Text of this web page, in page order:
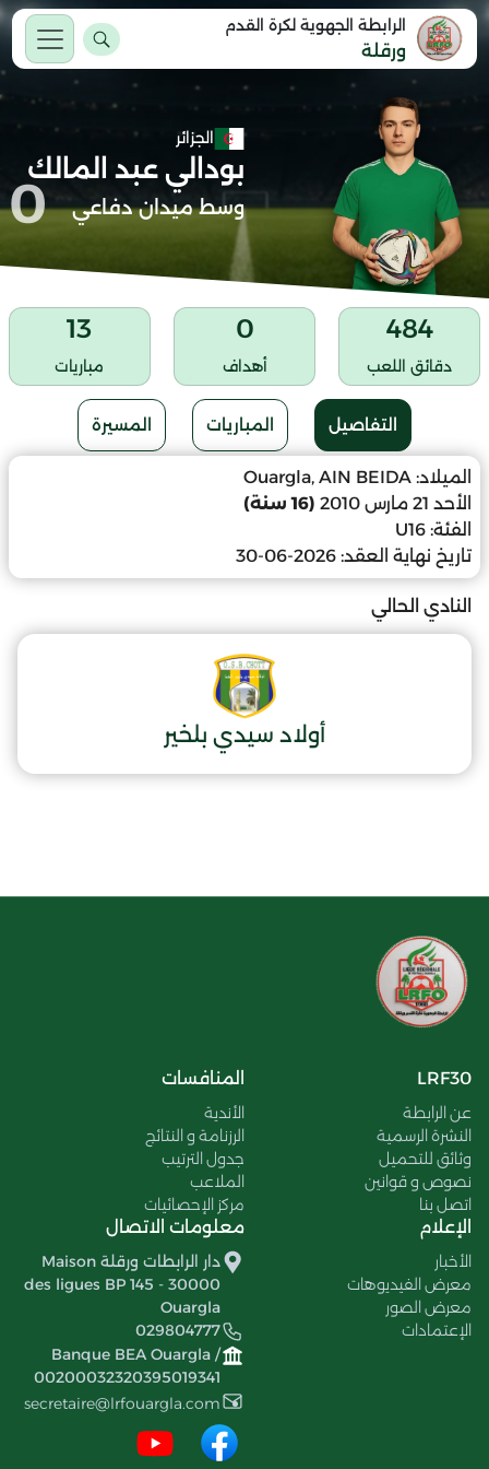
الرابطة الجهوية لكرة القدم
ورقلة
الجزائر
بودالي عبد المالك
وسط ميدان دفاعي 0
484
دقائق اللعب
0
أهداف
13
مباريات
التفاصيل المباريات المسيرة
الميلاد: Ouargla, AIN BEIDA
الأحد 21 مارس 2010
(16 سنة)
الفئة: U16
تاريخ نهاية العقد: 2026-06-30
النادي الحالي
أولاد سيدي بلخير
LRF30
عن الرابطة
النشرة الرسمية
وثائق للتحميل
نصوص و قوانين
اتصل بنا
المنافسات
الأندية
الرزنامة و النتائج
جدول الترتيب
الملاعب
مركز الإحصائيات
الإعلام
الأخبار
معرض الفيديوهات
معرض الصور
الإعتمادات
معلومات الاتصال
دار الرابطات ورقلة Maison
des ligues BP 145 - 30000
Ouargla
029804777
Banque BEA Ouargla /
00200032320395019341
secretaire@lrfouargla.com